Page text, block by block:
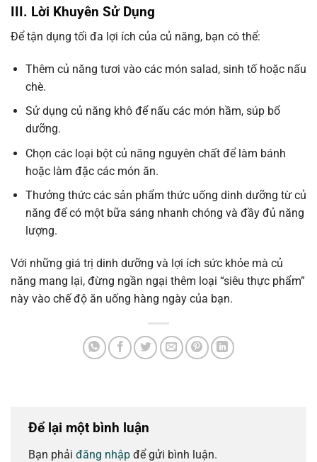
III. Lời Khuyên Sử Dụng
Để tận dụng tối đa lợi ích của củ năng, bạn có thể:
Thêm củ năng tươi vào các món salad, sinh tố hoặc nấu
chè.
Sử dụng củ năng khô để nấu các món hầm, súp bổ
dưỡng.
Chọn các loại bột củ năng nguyên chất để làm bánh
hoặc làm đặc các món ăn.
Thưởng thức các sản phẩm thức uống dinh dưỡng từ củ
năng để có một bữa sáng nhanh chóng và đầy đủ năng
lượng.
Với những giá trị dinh dưỡng và lợi ích sức khỏe mà củ
năng mang lại, đừng ngần ngại thêm loại “siêu thực phẩm”
này vào chế độ ăn uống hàng ngày của bạn.
Để lại một bình luận
Bạn phải đăng nhập để gửi bình luận.